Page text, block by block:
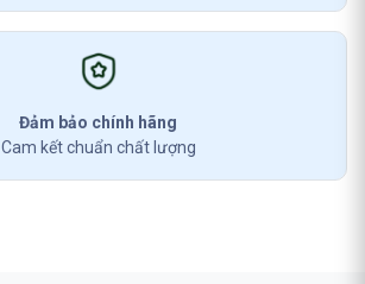
Đảm bảo chính hãng
Cam kết chuẩn chất lượng